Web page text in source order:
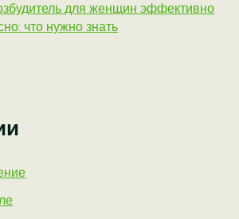
для женщин эффективно
что нужно знать